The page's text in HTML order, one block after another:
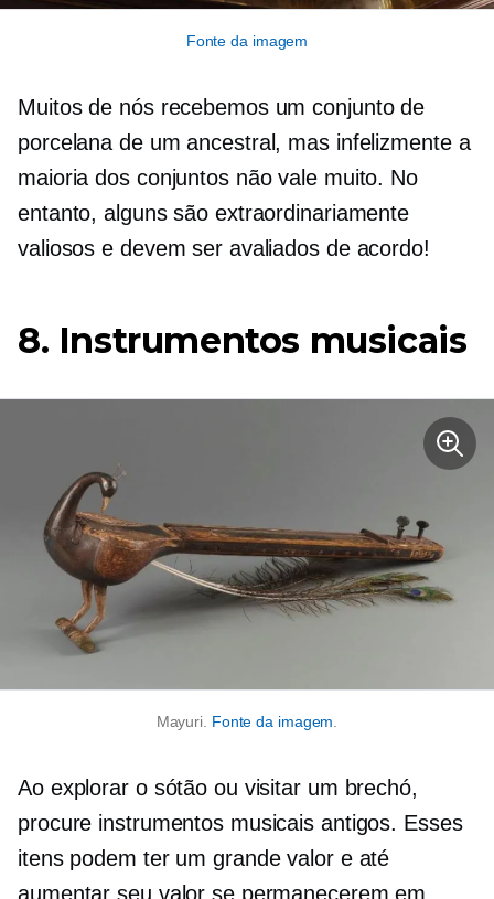
Fonte da imagem
Muitos de nós recebemos um conjunto de
porcelana de um ancestral, mas infelizmente a
maioria dos conjuntos não vale muito. No
entanto, alguns são extraordinariamente
valiosos e devem ser avaliados de acordo!
8. Instrumentos musicais
Mayuri. Fonte da imagem.
Ao explorar o sótão ou visitar um brechó,
procure instrumentos musicais antigos. Esses
itens podem ter um grande valor e até
aumentar seu valor se permanecerem em